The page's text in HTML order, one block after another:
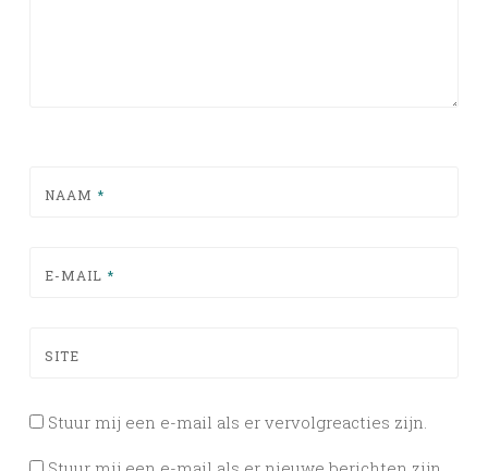
NAAM *
E-MAIL *
SITE
Stuur mij een e-mail als er vervolgreacties zijn.